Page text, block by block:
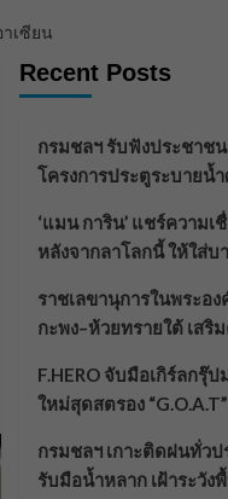
เซียน
Recent Posts
กรมชลฯ รับฟังประชา
โครงการประตูระบายน้
‘แมน การิน’ แชร์ความ
หลังจากลาโลกนี้ ให้ใส่
ราชเลขานุการในพระอ
กะพง–ห้วยทรายใต้ เสริ
F.HERO จับมือเกิร์ลกรุ๊ป
ใหม่สุดสตรอง “G.O.A.T”
กรมชลฯ เกาะติดฝนทั่วป
รับมือน้ำหลาก เฝ้าระวัง